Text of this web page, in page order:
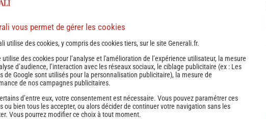
vous permet de gérer les cookies
utilise des cookies, y compris des cookies tiers, sur le site Generali.fr.
utilise des cookies pour l’analyse et l'amélioration de l’expérience utilisateur, la mesure
d’audience, l’interaction avec les réseaux sociaux, le ciblage publicitaire (ex : Les
de Google sont utilisés pour la personnalisation publicitaire), la mesure de
de nos campagnes publicitaires.
d’entre eux, votre consentement est nécessaire. Vous pouvez paramétrer ces
ou bien tous les accepter, ou alors décider de continuer votre navigation sans les
Vous pourrez modifier ce choix à tout moment.